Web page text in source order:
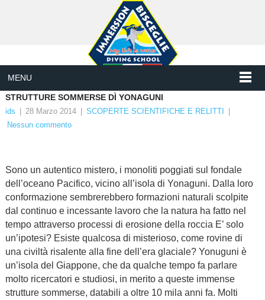
MENU
STRUTTURE SOMMERSE DÌ YONAGUNI
ids 28 Marzo 2014 SCOPERTE SCIENTIFICHE E RELITTI
Nessun commento
Sono un autentico mistero, i monoliti poggiati sul fondale
dell’oceano Pacifico, vicino all’isola di Yonaguni. Dalla loro
conformazione sembrerebbero formazioni naturali scolpite
dal continuo e incessante lavoro che la natura ha fatto nel
tempo attraverso processi di erosione della roccia E’ solo
un’ipotesi? Esiste qualcosa di misterioso, come rovine di
una civiltà risalente alla fine dell’era glaciale? Yonuguni è
un’isola del Giappone, che da qualche tempo fa parlare
molto ricercatori e studiosi, in merito a queste immense
strutture sommerse, databili a oltre 10 mila anni fa. Molti